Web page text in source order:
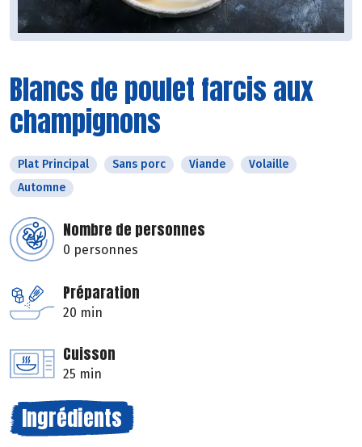
Blancs de poulet farcis aux
champignons
Plat Principal Sans porc Viande
Volaille
Automne
Nombre de personnes
0 personnes
Préparation
20 min
Cuisson
25 min
Ingrédients